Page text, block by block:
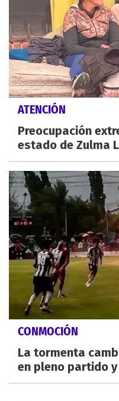
ATENCIÓN
Preocupación
estado de Zulma
CONMOCIÓN
La tormenta
en pleno partido